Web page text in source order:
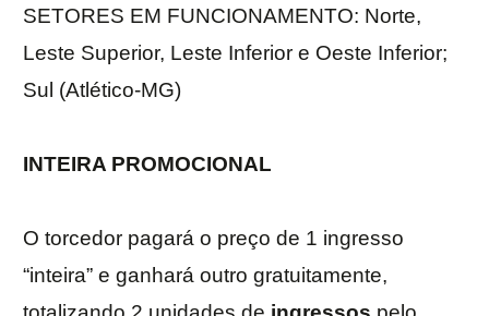
SETORES EM FUNCIONAMENTO: Norte,
Leste Superior, Leste Inferior e Oeste Inferior;
Sul (Atlético-MG)
INTEIRA PROMOCIONAL
O torcedor pagará o preço de 1 ingresso
“inteira” e ganhará outro gratuitamente,